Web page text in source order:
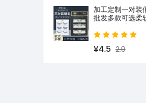
加工定制一对装
批发多款可选柔
多层眼睫毛跨境
¥4.5 2.9